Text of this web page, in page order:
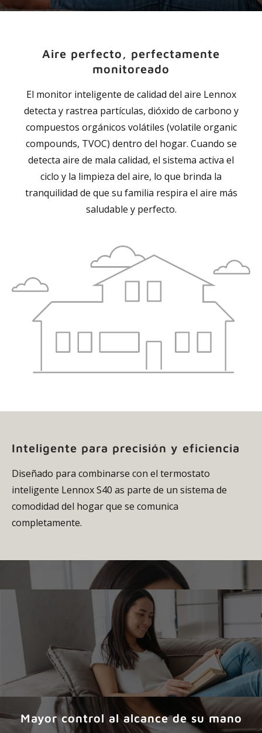
Aire perfecto, perfectamente
monitoreado
El monitor inteligente de calidad del aire Lennox
detecta y rastrea partículas, dióxido de carbono y
compuestos orgánicos volátiles (volatile organic
compounds, TVOC) dentro del hogar. Cuando se
detecta aire de mala calidad, el sistema activa el
ciclo y la limpieza del aire, lo que brinda la
tranquilidad de que su familia respira el aire más
saludable y perfecto.
Inteligente para precisión y eficiencia
Diseñado para combinarse con el termostato
inteligente Lennox S40 as parte de un sistema de
comodidad del hogar que se comunica
completamente.
Mayor control al alcance de su mano